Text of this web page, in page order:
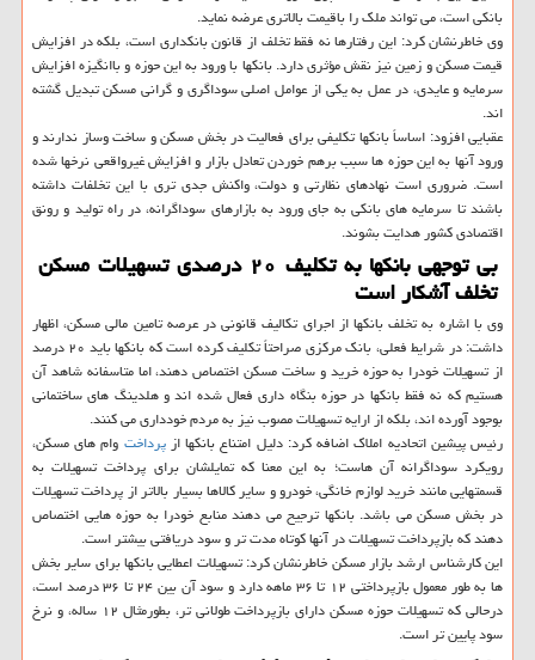
بانکی است، می تواند ملک را باقیمت بالاتری عرضه نماید.
وی خاطرنشان کرد: این رفتارها نه فقط تخلف از قانون بانکداری است، بلکه در افزایش
قیمت مسکن و زمین نیز نقش مؤثری دارد. بانکها با ورود به این حوزه و باانگیزه افزایش
سرمایه و عایدی، در عمل به یکی از عوامل اصلی سوداگری و گرانی مسکن تبدیل گشته
اند.
عقبایی افزود: اساساً بانکها تکلیفی برای فعالیت در بخش مسکن و ساخت وساز ندارند و
ورود آنها به این حوزه ها سبب برهم خوردن تعادل بازار و افزایش غیرواقعی نرخها شده
است. ضروری است نهادهای نظارتی و دولت، واکنش جدی تری با این تخلفات داشته
باشند تا سرمایه های بانکی به جای ورود به بازارهای سوداگرانه، در راه تولید و رونق
اقتصادی کشور هدایت بشوند.
بی توجهی بانکها به تکلیف ۲۰ درصدی تسهیلات مسکن
تخلف آشکار است
وی با اشاره به تخلف بانکها از اجرای تکالیف قانونی در عرصه تامین مالی مسکن، اظهار
داشت: در شرایط فعلی، بانک مرکزی صراحتاً تکلیف کرده است که بانکها باید ۲۰ درصد
از تسهیلات خودرا به حوزه خرید و ساخت مسکن اختصاص دهند، اما متاسفانه شاهد آن
هستیم که نه فقط بانکها در حوزه بنگاه داری فعال شده اند و هلدینگ های ساختمانی
بوجود آورده اند، بلکه از ارایه تسهیلات مصوب نیز به مردم خودداری می کنند.
رئیس پیشین اتحادیه املاک اضافه کرد: دلیل امتناع بانکها ازپرداخت وام های مسکن،
رویکرد سوداگرانه آن هاست؛ به این معنا که تمایلشان برای پرداخت تسهیلات به
قسمتهایی مانند خرید لوازم خانگی، خودرو و سایر کالاها بسیار بالاتر از پرداخت تسهیلات
در بخش مسکن می باشد. بانکها ترجیح می دهند منابع خودرا به حوزه هایی اختصاص
دهند که بازپرداخت تسهیلات در آنها کوتاه مدت تر و سود دریافتی بیشتر است.
این کارشناس ارشد بازار مسکن خاطرنشان کرد: تسهیلات اعطایی بانکها برای سایر بخش
ها به طور معمول بازپرداختی ۱۲ تا ۳۶ ماهه دارد و سود آن بین ۲۴ تا ۳۶ درصد است،
درحالی که تسهیلات حوزه مسکن دارای بازپرداخت طولانی تر، بطورمثال ۱۲ ساله، و نرخ
سود پایین تر است.